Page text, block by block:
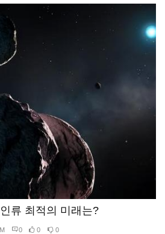
류 최적의 미래는?
0 0 0